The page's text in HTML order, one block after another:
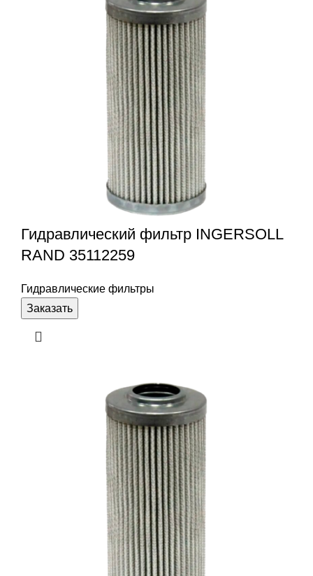
Гидравлический фильтр INGERSOLL
RAND 35112259
Гидравлические фильтры
Заказать